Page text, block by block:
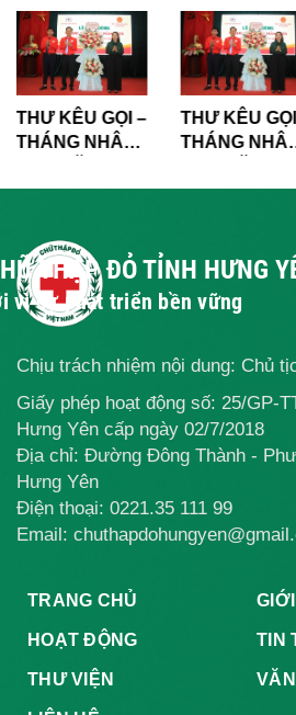
THƯ KÊU GỌI –
THÁNG NHÂN
THƯ KÊU
THÁNG
THẬP ĐỎ TỈNH HƯNG
vì sự phát triển bền vững
Chịu trách nhiệm nội dung: Chủ
Giấy phép hoạt động số: 25/GP-
Hưng Yên cấp ngày 02/7/2018
Địa chỉ: Đường Đông Thành -
Hưng Yên
Điện thoại: 0221.35 111 99
Email:
TRANG CHỦ
HOẠT ĐỘNG TIN
THƯ VIỆN